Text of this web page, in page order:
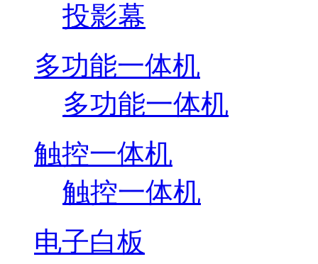
投影幕
多功能一体机
多功能一体机
触控一体机
触控一体机
电子白板